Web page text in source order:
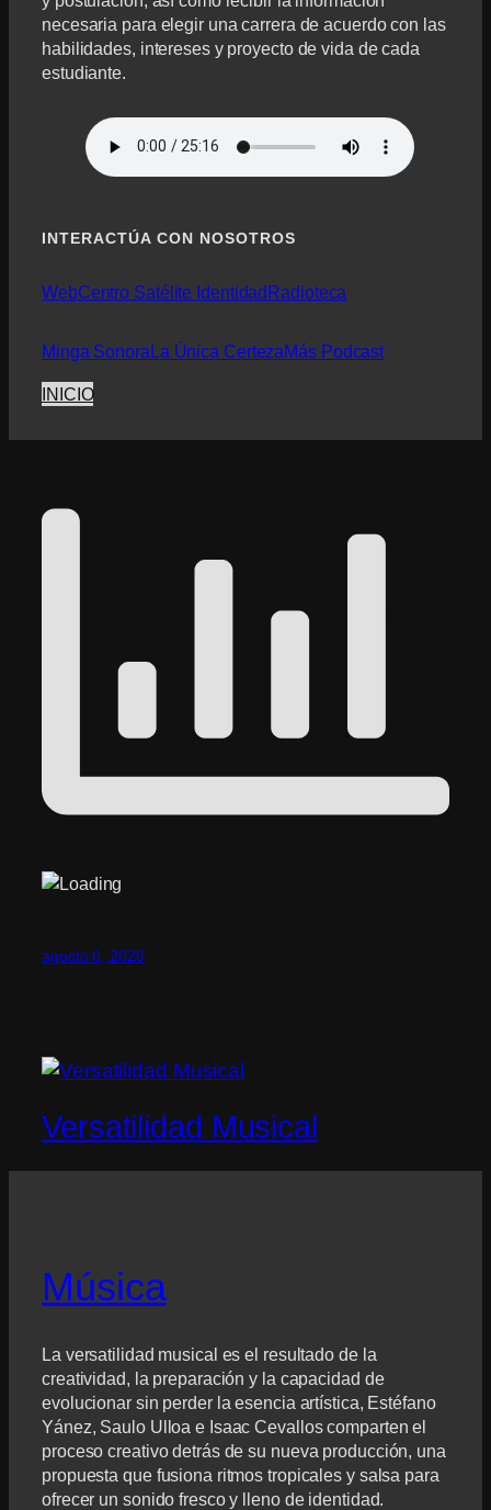
necesaria para elegir una carrera de acuerdo con las
habilidades, intereses y proyecto de vida de cada
estudiante.
INTERACTÚA CON NOSOTROS
WebCentro Satélite IdentidadRadioteca
Minga Sonora La Única CertezaMás Podcast
INICIO
agosto 6, 2026
Versatilidad Musical
Música
La versatilidad musical es el resultado de la
creatividad, la preparación y la capacidad de
evolucionar sin perder la esencia artística, Estéfano
Yánez, Saulo Ulloa e Isaac Cevallos comparten el
proceso creativo detrás de su nueva producción, una
propuesta que fusiona ritmos tropicales y salsa para
ofrecer un sonido fresco y lleno de identidad.